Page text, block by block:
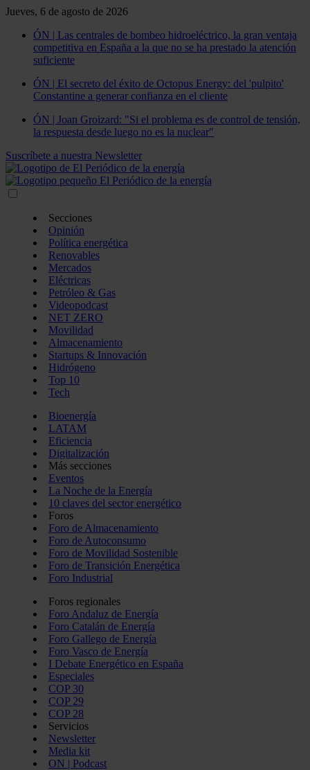
Jueves, 6 de agosto de 2026
ÓN | Las centrales de bombeo hidroeléctrico, la gran ventaja
competitiva en España a la que no se ha prestado la atención
suficiente
ÓN | El secreto del éxito de Octopus Energy: del 'pulpito'
Constantine a generar confianza en el cliente
ÓN | Joan Groizard: "Si el problema es de control de tensión,
la respuesta desde luego no es la nuclear"
Suscríbete a nuestra Newsletter
Secciones
Opinión
Política energética
Renovables
Mercados
Eléctricas
Petróleo & Gas
Videopodcast
NET ZERO
Movilidad
Almacenamiento
Startups & Innovación
Hidrógeno
Top 10
Tech
Bioenergía
LATAM
Eficiencia
Digitalización
Más secciones
Eventos
La Noche de la Energía
10 claves del sector energético
Foros
Foro de Almacenamiento
Foro de Autoconsumo
Foro de Movilidad Sostenible
Foro de Transición Energética
Foro Industrial
Foros regionales
Foro Andaluz de Energía
Foro Catalán de Energía
Foro Gallego de Energía
Foro Vasco de Energía
I Debate Energético en España
Especiales
COP 30
COP 29
COP 28
Servicios
Newsletter
Media kit
ON | Podcast